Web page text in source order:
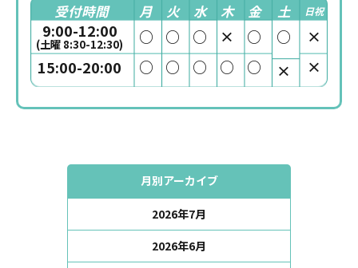
受付時間 月 火 水 木 金 土 日祝
9:00-12:00
(土曜 8:30-12:30) ○ ○ ○ × ○ ○
×
15:00-20:00
○ ○ ○ ○ ○ × ×
月別アーカイブ
2026年7月
2026年6月